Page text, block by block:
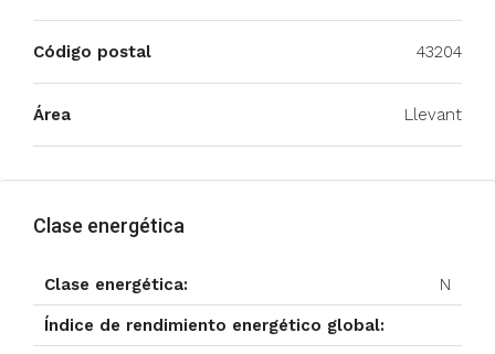
Código postal 43204
Área Llevant
Clase energética
Clase energética: N
Índice de rendimiento energético global: